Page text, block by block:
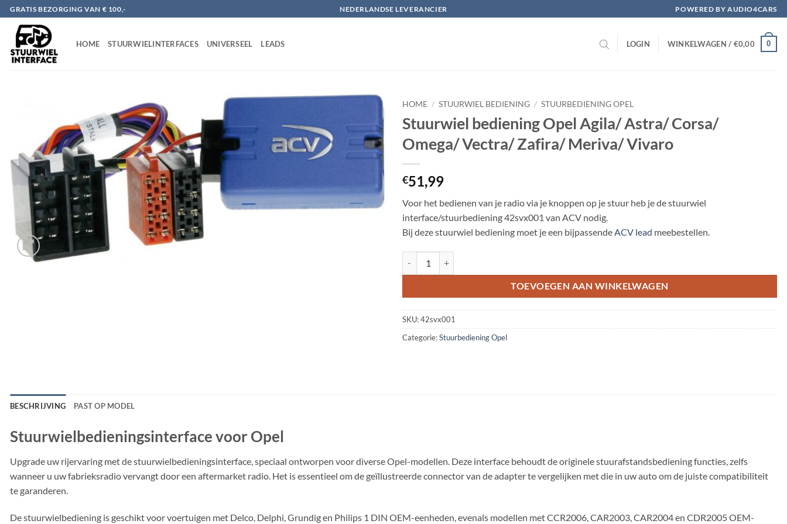
Ga
naar
inhoud
GRATIS BEZORGING VAN € 100,- NEDERLANDSE LEVERANCIER POWERED BY AUDIO4CARS
HOME STUURWIELINTERFACES UNIVERSEEL LEADS LOGIN WINKELWAGEN / €0,00 0
Toevoegen
verlanglijst
HOME / STUURWIEL BEDIENING / STUURBEDIENING OPEL
Stuurwiel bediening Opel Agila/ Astra/ Corsa/
Omega/ Vectra/ Zafira/ Meriva/ Vivaro
€51,99
Voor het bedienen van je radio via je knoppen op je stuur heb je de stuurwiel
interface/stuurbediening 42svx001 van ACV nodig.
Bij deze stuurwiel bediening moet je een bijpassende ACV lead meebestellen.
TOEVOEGEN AAN WINKELWAGEN
SKU:42svx001
Categorie:Stuurbediening Opel
BESCHRIJVING PAST OP MODEL
Stuurwielbedieningsinterface voor Opel
Upgrade uw rijervaring met de stuurwielbedieningsinterface, speciaal ontworpen voor diverse Opel-modellen. Deze interface behoudt de originele stuurafstandsbediening functies, zelfs
wanneer u uw fabrieksradio vervangt door een aftermarket radio. Het is essentieel om de geïllustreerde connector van de adapter te vergelijken met die in uw auto om de juiste compatibiliteit
te garanderen.
De stuurwielbediening is geschikt voor voertuigen met Delco, Delphi, Grundig en Philips 1 DIN OEM-eenheden, evenals modellen met CCR2006, CAR2003, CAR2004 en CDR2005 OEM-